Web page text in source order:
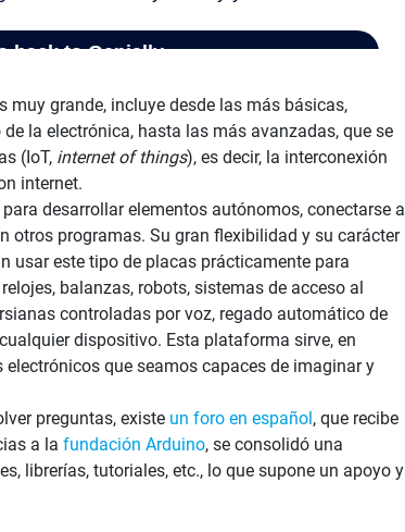
muy grande, incluye desde las más básicas,
la electrónica, hasta las más avanzadas, que se
(IoT, internet of things), es decir, la interconexión
internet.
desarrollar elementos autónomos, conectarse a
otros programas. Su gran flexibilidad y su carácter
usar este tipo de placas prácticamente para
balanzas, robots, sistemas de acceso al
controladas por voz, regado automático de
dispositivo. Esta plataforma sirve, en
que seamos capaces de imaginar y
preguntas, existe un foro en español , que recibe
a la fundación Arduino, se consolidó una
librerías, tutoriales, etc., lo que supone un apoyo y